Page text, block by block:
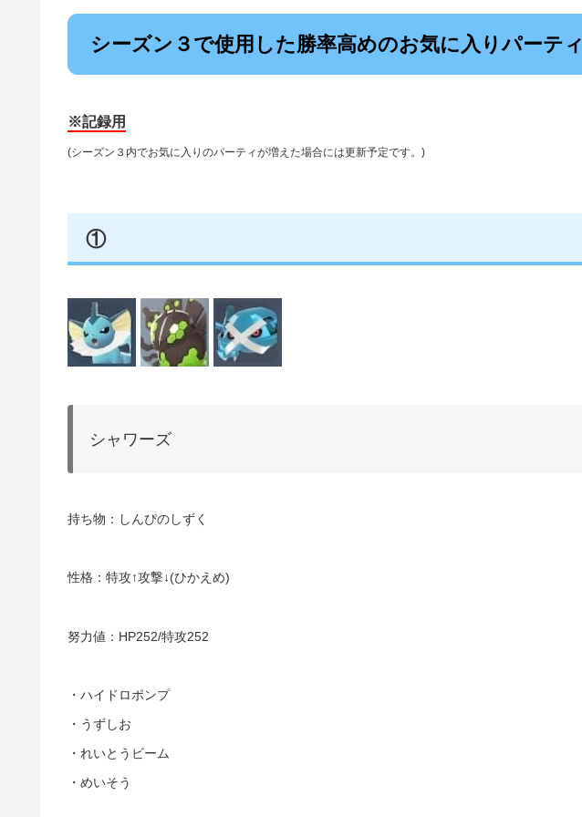
シーズン３で使用した勝率高めのお気に入りパーティ
※記録用
(シーズン３内でお気に入りのパーティが増えた場合には更新予定です。)
①
シャワーズ
持ち物：しんぴのしずく
性格：特攻↑攻撃↓(ひかえめ)
努力値：HP252/特攻252
・ハイドロポンプ
・うずしお
・れいとうビーム
・めいそう